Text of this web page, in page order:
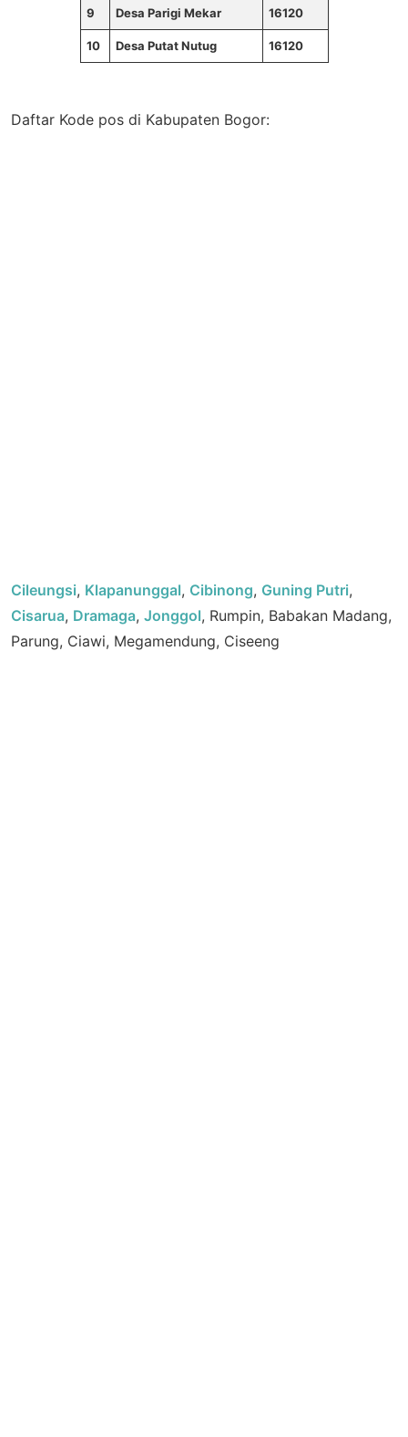
9 Desa Parigi Mekar 16120
10 Desa Putat Nutug 16120
Daftar Kode pos di Kabupaten Bogor:
Cileungsi, Klapanunggal, Cibinong, Guning Putri,
Cisarua, Dramaga, Jonggol, Rumpin, Babakan Madang,
Parung, Ciawi, Megamendung, Ciseeng